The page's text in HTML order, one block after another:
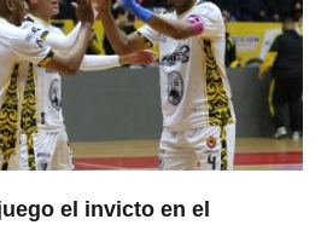
el invicto en el